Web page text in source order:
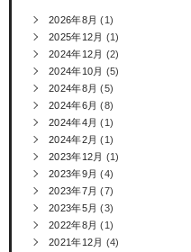
2026年8月 (1)
2025年12月 (1)
2024年12月 (2)
2024年10月 (5)
2024年8月 (5)
2024年6月 (8)
2024年4月 (1)
2024年2月 (1)
2023年12月 (1)
2023年9月 (4)
2023年7月 (7)
2023年5月 (3)
2022年8月 (1)
2021年12月 (4)